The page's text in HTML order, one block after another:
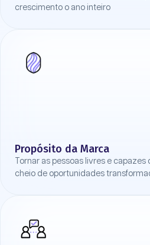
crescimento o ano inteiro
Propósito da Marca
Tornar as pessoas livres e
cheio de oportunidades